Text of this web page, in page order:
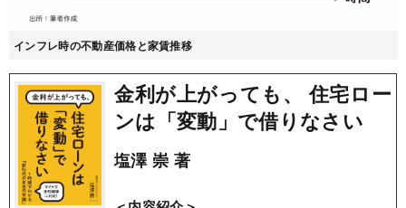
インフレ時の不動産価格と家賃推移
金利が上がっても、 住宅ロー
ンは「変動」で借りなさい
塩澤 崇 著